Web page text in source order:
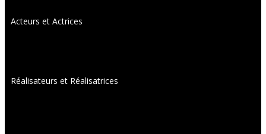
Acteurs et Actrices
Réalisateurs et Réalisatrices